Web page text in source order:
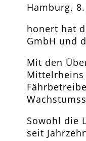
Hamburg,
honert hat
GmbH und
Mit den
Sowohl die
seit